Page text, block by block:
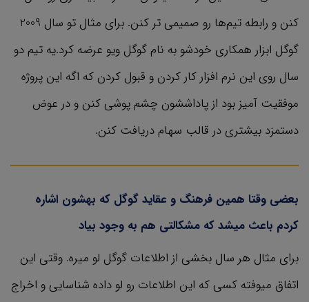
کنن و رابطه تیم‌ها رو صمیمی تر کنن. برای مثال تو سال 2009
گوگل ابزار همکاری خودشو به نام گوگل ویو عرضه کرد.یه تیم دو
سال روی این نرم افزار کار کردن و قبول کردن که اگه این پروژه
موفقیت آمیز بود از پاداششون چشم پوشی کنن و در عوض
دستمزد بیشتری در قالب سهام دریافت کنن.
بعضی وقتا همین فرهنگ و عقاید گوگل که بهشون اشاره
کردم باعث میشد که مشکالتی هم به وجود بیاد
برای مثال هر سال بخشی از اطلاعات گوگل لو میره. وقتی این
اتفاق میوفته کسی که این اطلاعات رو لو داده شناسایی و اخراج